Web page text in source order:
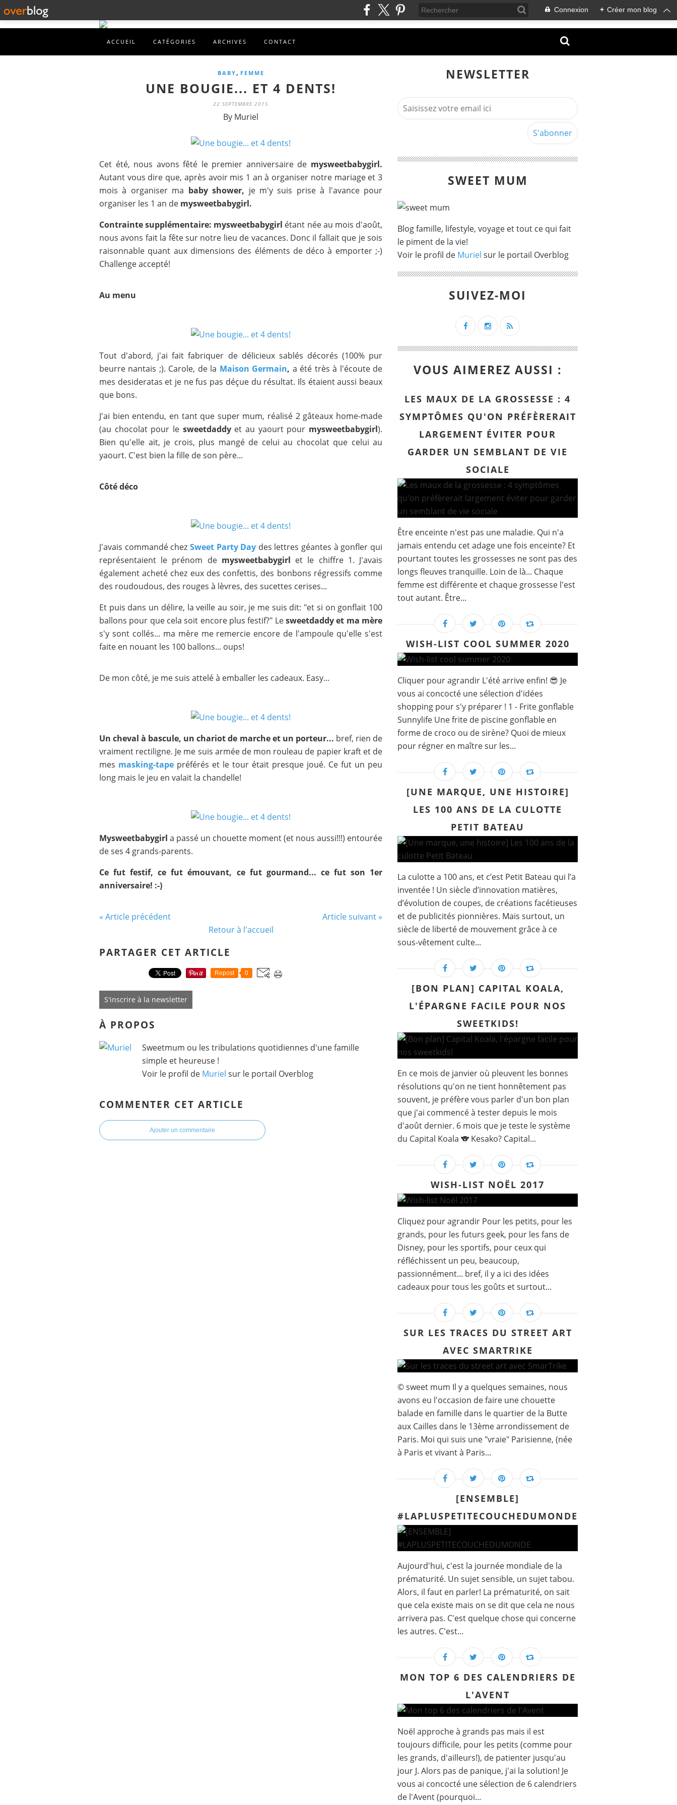
Connexion + Créer mon blog
ACCUEIL CATÉGORIES ARCHIVES CONTACT
BABY , FEMME
UNE BOUGIE... ET 4 DENTS!
22 SEPTEMBRE 2015
By Muriel
Cet été, nous avons fêté le premier anniversaire de mysweetbabygirl.
Autant vous dire que, après avoir mis 1 an à organiser notre mariage et 3
mois à organiser ma baby shower, je m'y suis prise à l'avance pour
organiser les 1 an de mysweetbabygirl.
Contrainte supplémentaire: mysweetbabygirl étant née au mois d'août,
nous avons fait la fête sur notre lieu de vacances. Donc il fallait que je sois
raisonnable quant aux dimensions des éléments de déco à emporter ;-)
Challenge accepté!
Au menu
Tout d'abord, j'ai fait fabriquer de délicieux sablés décorés (100% pur
beurre nantais ;). Carole, de la Maison Germain, a été très à l'écoute de
mes desideratas et je ne fus pas déçue du résultat. Ils étaient aussi beaux
que bons.
J'ai bien entendu, en tant que super mum, réalisé 2 gâteaux home-made
(au chocolat pour le sweetdaddyet au yaourt pour mysweetbabygirl).
Bien qu'elle ait, je crois, plus mangé de celui au chocolat que celui au
yaourt. C'est bien la fille de son père...
Côté déco
J'avais commandé chez Sweet Party Day des lettres géantes à gonfler qui
représentaient le prénom de mysweetbabygirl et le chiffre 1. J'avais
également acheté chez eux des confettis, des bonbons régressifs comme
des roudoudous, des rouges à lèvres, des sucettes cerises...
Et puis dans un délire, la veille au soir, je me suis dit: "et si on gonflait 100
ballons pour que cela soit encore plus festif?" Lesweetdaddy et ma mère
s'y sont collés... ma mère me remercie encore de l'ampoule qu'elle s'est
faite en nouant les 100 ballons... oups!
De mon côté, je me suis attelé à emballer les cadeaux. Easy...
Un cheval à bascule, un chariot de marche et un porteur... bref, rien de
vraiment rectiligne. Je me suis armée de mon rouleau de papier kraft et de
mes masking-tape préférés et le tour était presque joué. Ce fut un peu
long mais le jeu en valait la chandelle!
Mysweetbabygirl a passé un chouette moment (et nous aussi!!!) entourée
de ses 4 grands-parents.
Ce fut festif, ce fut émouvant, ce fut gourmand... ce fut son 1er
anniversaire! :-)
« Article précédent
Article suivant »
Retour à l'accueil
PARTAGER CET ARTICLE
Repost 0
S'inscrire à la newsletter
À PROPOS
Sweetmum ou les tribulations quotidiennes d'une famille
simple et heureuse !
Voir le profil de Muriel sur le portail Overblog
COMMENTER CET ARTICLE
Ajouter un commentaire
NEWSLETTER
SWEET MUM
Blog famille, lifestyle, voyage et tout ce qui fait
le piment de la vie!
Voir le profil de Muriel sur le portail Overblog
SUIVEZ-MOI
VOUS AIMEREZ AUSSI :
LES MAUX DE LA GROSSESSE : 4
SYMPTÔMES QU'ON PRÉFÈRERAIT
LARGEMENT ÉVITER POUR
GARDER UN SEMBLANT DE VIE
SOCIALE
Être enceinte n'est pas une maladie. Qui n'a
jamais entendu cet adage une fois enceinte? Et
pourtant toutes les grossesses ne sont pas des
longs fleuves tranquille. Loin de là... Chaque
femme est différente et chaque grossesse l'est
tout autant. Être...
WISH-LIST COOL SUMMER 2020
Cliquer pour agrandir L'été arrive enfin! 😎 Je
vous ai concocté une sélection d'idées
shopping pour s'y préparer ! 1 - Frite gonflable
Sunnylife Une frite de piscine gonflable en
forme de croco ou de sirène? Quoi de mieux
pour régner en maître sur les...
[UNE MARQUE, UNE HISTOIRE]
LES 100 ANS DE LA CULOTTE
PETIT BATEAU
La culotte a 100 ans, et c’est Petit Bateau qui l’a
inventée ! Un siècle d’innovation matières,
d’évolution de coupes, de créations facétieuses
et de publicités pionnières. Mais surtout, un
siècle de liberté de mouvement grâce à ce
sous-vêtement culte...
[BON PLAN] CAPITAL KOALA,
L'ÉPARGNE FACILE POUR NOS
SWEETKIDS!
En ce mois de janvier où pleuvent les bonnes
résolutions qu'on ne tient honnêtement pas
souvent, je préfère vous parler d'un bon plan
que j'ai commencé à tester depuis le mois
d'août dernier. 6 mois que je teste le système
du Capital Koala 🐨 Kesako? Capital...
WISH-LIST NOËL 2017
Cliquez pour agrandir Pour les petits, pour les
grands, pour les futurs geek, pour les fans de
Disney, pour les sportifs, pour ceux qui
réfléchissent un peu, beaucoup,
passionnément... bref, il y a ici des idées
cadeaux pour tous les goûts et surtout...
SUR LES TRACES DU STREET ART
AVEC SMARTRIKE
© sweet mum Il y a quelques semaines, nous
avons eu l'occasion de faire une chouette
balade en famille dans le quartier de la Butte
aux Cailles dans le 13ème arrondissement de
Paris. Moi qui suis une "vraie" Parisienne, (née
à Paris et vivant à Paris...
[ENSEMBLE]
#LAPLUSPETITECOUCHEDUMONDE
Aujourd'hui, c'est la journée mondiale de la
prématurité. Un sujet sensible, un sujet tabou.
Alors, il faut en parler! La prématurité, on sait
que cela existe mais on se dit que cela ne nous
arrivera pas. C'est quelque chose qui concerne
les autres. C'est...
MON TOP 6 DES CALENDRIERS DE
L'AVENT
Noël approche à grands pas mais il est
toujours difficile, pour les petits (comme pour
les grands, d'ailleurs!), de patienter jusqu'au
jour J. Alors pas de panique, j'ai la solution! Je
vous ai concocté une sélection de 6 calendriers
de l'Avent (pourquoi...